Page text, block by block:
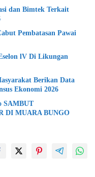
dan Bimtek Terkait
Pembatasan Pawai
lV Di Likungan
Berikan Data
Ekonomi 2026
SAMBUT
DI MUARA BUNGO